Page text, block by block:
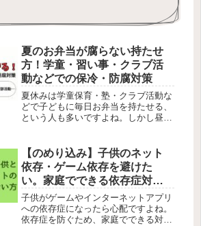
夏のお弁当が腐らない持たせ
方！学童・習い事・クラブ活
動などでの保冷・防腐対策
夏休みは学童保育・塾・クラブ活動な
どで子どもに毎日お弁当を持たせる、
という人も多いですよね。しかし昼ま
ね。保冷剤・保冷バッグ・防腐シート
などの便利グッズを使ってきっちりと
対策をして持たせてあげましょう！昔
ながらの知恵も役に立ちますよ。
【のめり込み】子供のネット
依存・ゲーム依存を避けた
い。家庭でできる依存症対処
法
子供がゲームやインターネットアプリ
への依存症になったら心配ですよね。
依存症を防ぐため、家庭でできる対策